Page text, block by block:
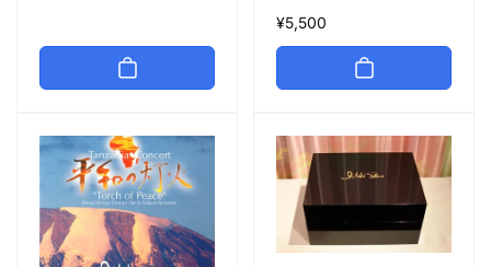
¥5,500